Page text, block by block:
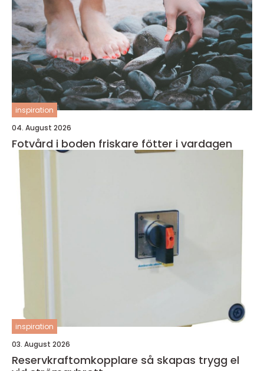
inspiration
04. August 2026
Fotvård i boden friskare fötter i vardagen
inspiration
03. August 2026
Reservkraftomkopplare så skapas trygg el